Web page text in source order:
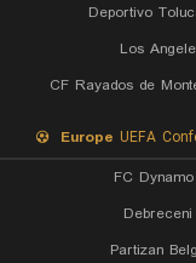
Deportivo
Los
CF Rayados de
Europe UEFA
FC
Partizan